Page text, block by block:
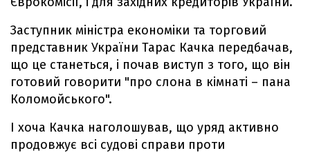
Заступник міністра економіки та торговий
представник України Тарас Качка передбачав,
що це станеться, і почав виступ з того, що він
готовий говорити "про слона в кімнаті – пана
Коломойського".
І хоча Качка наголошував, що уряд активно
продовжує всі судові справи проти